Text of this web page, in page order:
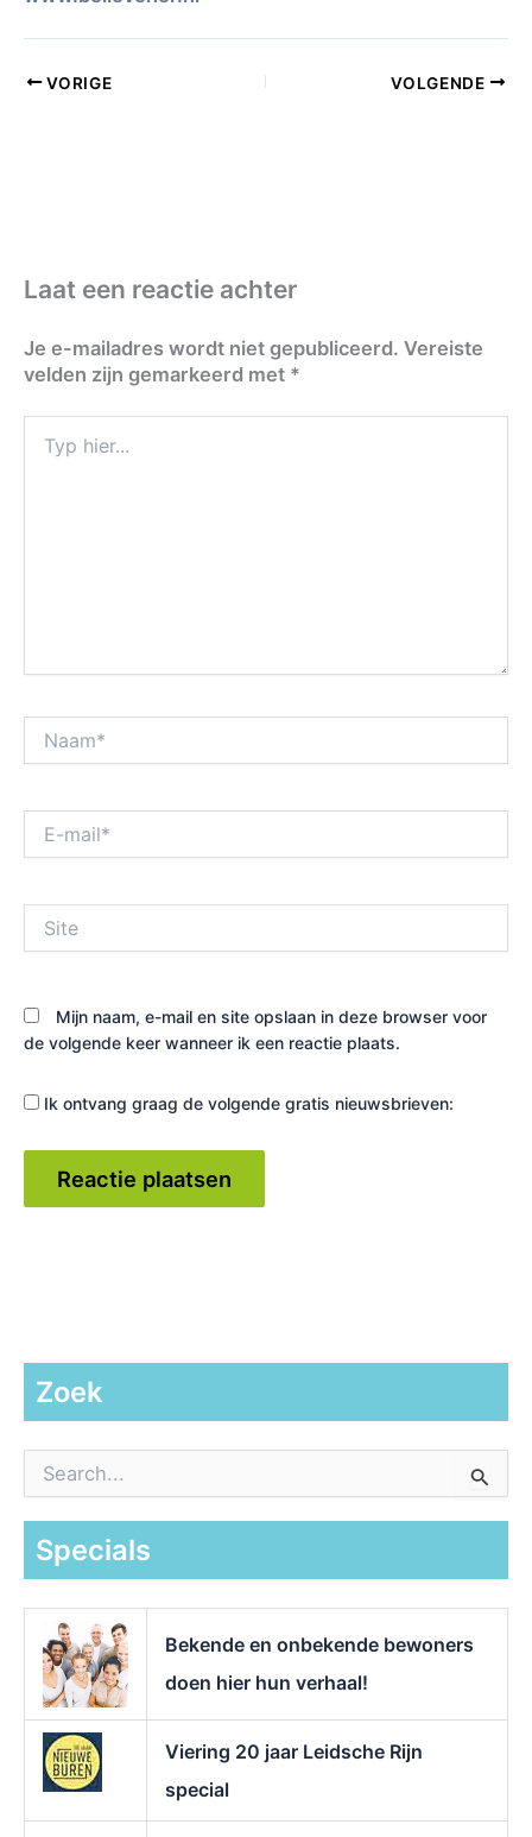
VORIGE VOLGENDE
Laat een reactie achter
Je e-mailadres wordt niet gepubliceerd. Vereiste
velden zijn gemarkeerd met *
hier...
mail*
Mijn naam, e-mail en site opslaan in deze browser voor
de volgende keer wanneer ik een reactie plaats.
Ik ontvang graag de volgende gratis nieuwsbrieven:
Zoek
a
Specials
Bekende en onbekende bewoners
doen hier hun verhaal!
Viering 20 jaar Leidsche Rijn
special